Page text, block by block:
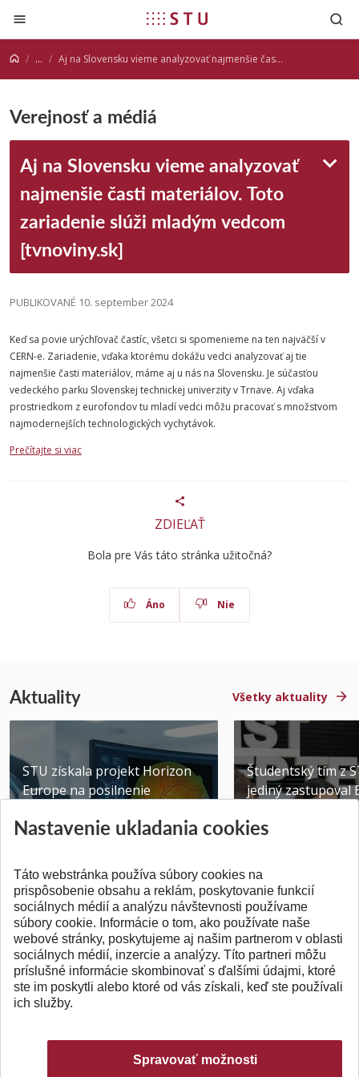
Prejsť na obsah
... Aj na Slovensku vieme analyzovať najmenšie časti materiálov. Toto zariadenie slúži mladým vedcom [tvnoviny.sk]
Verejnosť a médiá
Aj na Slovensku vieme analyzovať
najmenšie časti materiálov. Toto
zariadenie slúži mladým vedcom
[tvnoviny.sk]
PUBLIKOVANÉ 10. september 2024
Keď sa povie urýchľovač častíc, všetci si spomenieme na ten najväčší v
CERN-e. Zariadenie, vďaka ktorému dokážu vedci analyzovať aj tie
najmenšie časti materiálov, máme aj u nás na Slovensku. Je súčasťou
vedeckého parku Slovenskej technickej univerzity v Trnave. Aj vďaka
prostriedkom z eurofondov tu mladí vedci môžu pracovať s množstvom
najmodernejších technologických vychytávok.
Prečítajte si viac
ZDIEĽAŤ
Bola pre Vás táto stránka užitočná?
Áno Nie
Aktuality Všetky aktuality
STU získala projekt Horizon
Europe na posilnenie
Publikované 31.07.2026
Študentský tím z
jediný zastupoval
Publikované
SPÄŤ NA VRCH
Nastavenie ukladania cookies
Táto webstránka používa súbory cookies na
prispôsobenie obsahu a reklám, poskytovanie funkcií
sociálnych médií a analýzu návštevnosti používame
súbory cookie. Informácie o tom, ako používate naše
webové stránky, poskytujeme aj našim partnerom v oblasti
sociálnych médií, inzercie a analýzy. Títo partneri môžu
príslušné informácie skombinovať s ďalšími údajmi, ktoré
ste im poskytli alebo ktoré od vás získali, keď ste používali
ich služby.
Spravovať možnosti